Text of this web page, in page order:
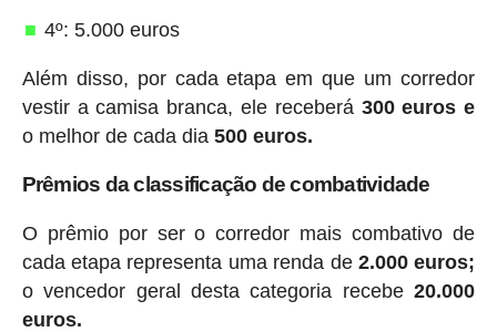
4º: 5.000 euros
Além disso, por cada etapa em que um corredor
vestir a camisa branca, ele receberá 300 euros e
o melhor de cada dia 500 euros.
Prêmios da classificação de combatividade
O prêmio por ser o corredor mais combativo de
cada etapa representa uma renda de 2.000 euros;
o vencedor geral desta categoria recebe20.000
euros.